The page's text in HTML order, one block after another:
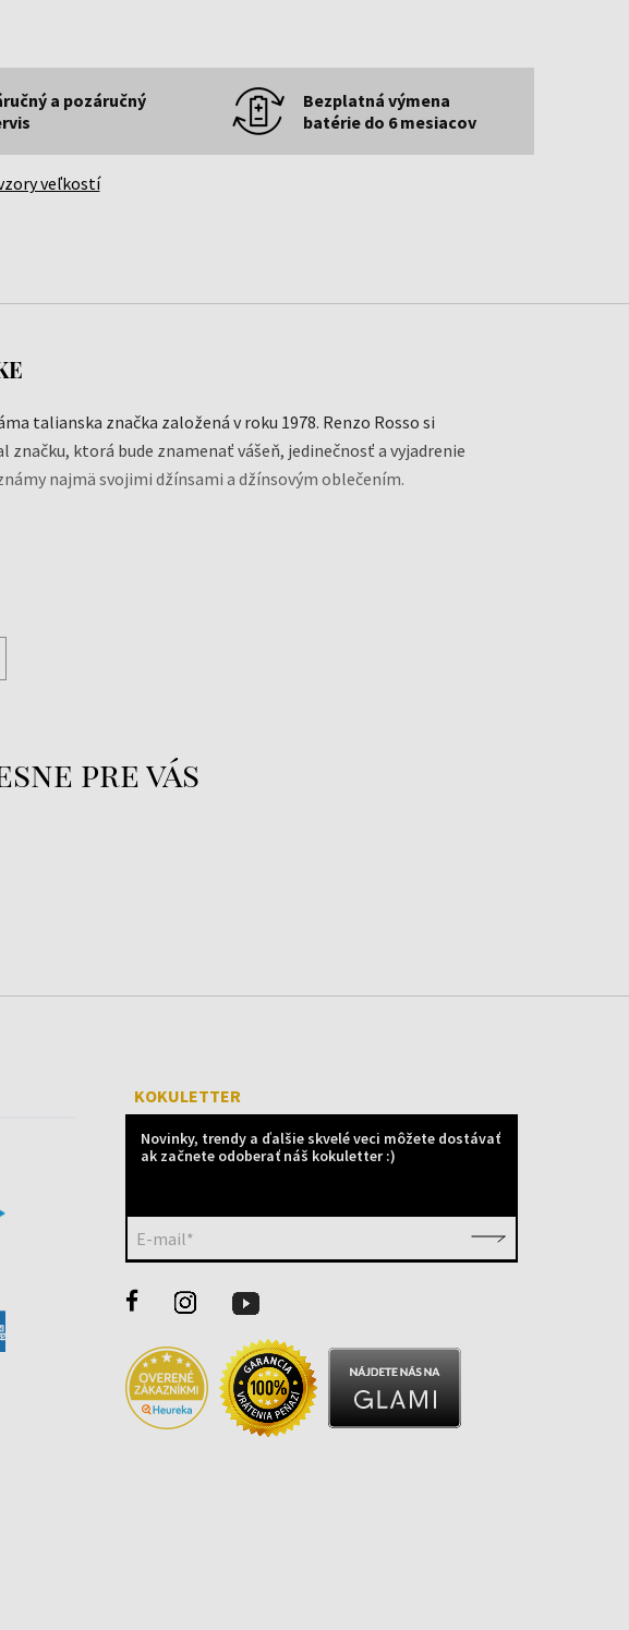
a pozáručný
Bezplatná výmena
batérie do 6 mesiacov
veľkostí
talianska značka založená v roku 1978. Renzo Rosso si
značku, ktorá bude znamenať vášeň, jedinečnosť a vyjadrenie
najmä svojimi džínsami a džínsovým oblečením.
pre vás
KOKULETTER
Novinky, trendy a ďalšie skvelé veci môžete dostávať
ak začnete odoberať náš kokuletter :)
E-mail*